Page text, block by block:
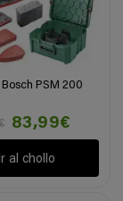
PSM 200
83,99€
al chollo